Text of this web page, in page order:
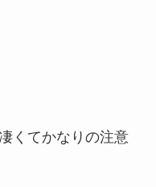
くてかなりの注意